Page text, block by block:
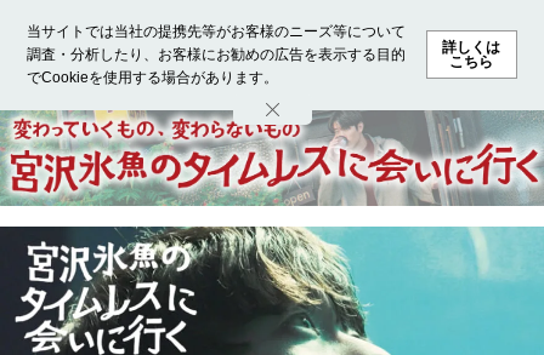
当サイトでは当社の提携先等がお客様のニーズ等について
調査・分析したり、お客様にお勧めの広告を表示する目的
でCookieを使用する場合があります。
詳しくは
こちら
ホーム モデル募集 ランキング ファッション ビューテ